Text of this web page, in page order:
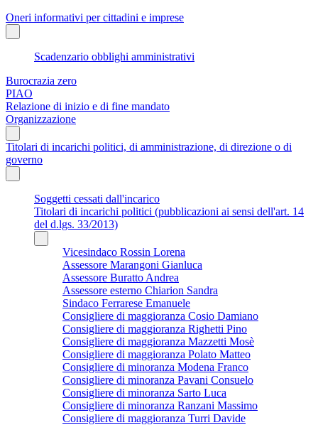
Oneri informativi per cittadini e imprese
Scadenzario obblighi amministrativi
Burocrazia zero
PIAO
Relazione di inizio e di fine mandato
Organizzazione
Titolari di incarichi politici, di amministrazione, di direzione o di
governo
Soggetti cessati dall'incarico
Titolari di incarichi politici (pubblicazioni ai sensi dell'art. 14
del d.lgs. 33/2013)
Vicesindaco Rossin Lorena
Assessore Marangoni Gianluca
Assessore Buratto Andrea
Assessore esterno Chiarion Sandra
Sindaco Ferrarese Emanuele
Consigliere di maggioranza Cosio Damiano
Consigliere di maggioranza Righetti Pino
Consigliere di maggioranza Mazzetti Mosè
Consigliere di maggioranza Polato Matteo
Consigliere di minoranza Modena Franco
Consigliere di minoranza Pavani Consuelo
Consigliere di minoranza Sarto Luca
Consigliere di minoranza Ranzani Massimo
Consigliere di maggioranza Turri Davide